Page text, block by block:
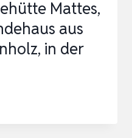
Mattes,
aus
in der